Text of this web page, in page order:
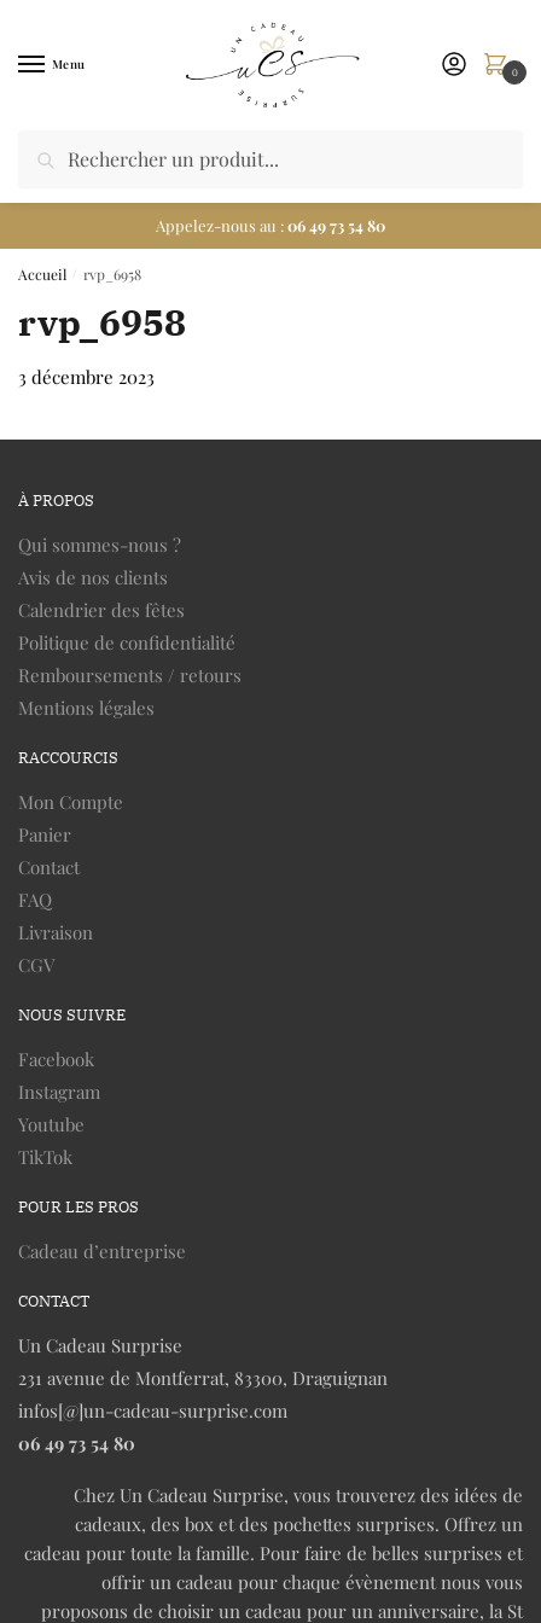
Menu 0
Appelez-nous au :06 49 73 54 80
Accueil rvp_6958
rvp_6958
3 décembre 2023
À PROPOS
Qui sommes-nous ?
Avis de nos clients
Calendrier des fêtes
Politique de confidentialité
Remboursements / retours
Mentions légales
RACCOURCIS
Mon Compte
Panier
Contact
FAQ
Livraison
CGV
NOUS SUIVRE
Facebook
Instagram
Youtube
TikTok
POUR LES PROS
Cadeau d’entreprise
CONTACT
Un Cadeau Surprise
231 avenue de Montferrat, 83300, Draguignan
infos[@]un-cadeau-surprise.com
06 49 73 54 80
Chez Un Cadeau Surprise, vous trouverez des idées de
cadeaux, des box et des pochettes surprises. Offrez un
cadeau pour toute la famille. Pour faire de belles surprises et
offrir un cadeau pour chaque évènement nous vous
proposons de choisir un cadeau pour un anniversaire, la St